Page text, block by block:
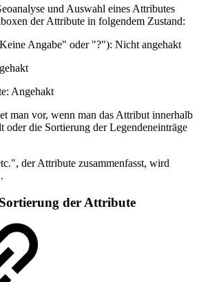
und Auswahl eines Attributes
der Attribute in folgendem Zustand:
Angabe" oder "?"): Nicht angehakt
Angehakt
man vor, wenn man das Attribut innerhalb
oder die Sortierung der Legendeneinträge
der Attribute zusammenfasst, wird
der Attribute